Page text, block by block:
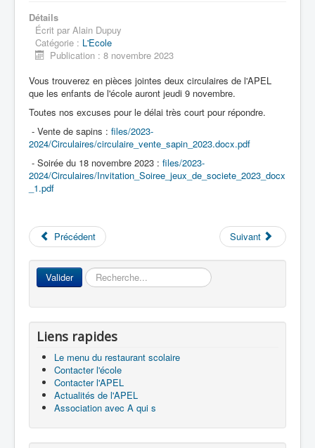
Accueil
L'Ecole
La vie dans les classes
Infos pratiques
Les associations
Détails
Écrit par Alain Dupuy
Catégorie : L'Ecole
Publication : 8 novembre 2023
Vous trouverez en pièces jointes deux circulaires de l'APEL
que les enfants de l'école auront jeudi 9 novembre.
Toutes nos excuses pour le délai très court pour répondre.
- Vente de sapins : files/2023-
2024/Circulaires/circulaire_vente_sapin_2023.docx.pdf
- Soirée du 18 novembre 2023 : files/2023-
2024/Circulaires/Invitation_Soiree_jeux_de_societe_2023_docx
_1.pdf
Précédent Suivant
Valider Rechercher
Liens rapides
Le menu du restaurant scolaire
Contacter l'école
Contacter l'APEL
Actualités de l'APEL
Association avec A qui s